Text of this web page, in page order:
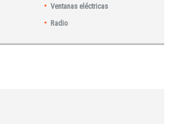
Ventanas eléctricas
Radio